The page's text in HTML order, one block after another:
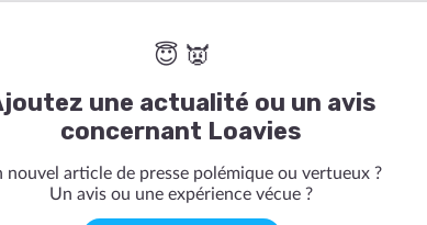
😇 👿
une actualité ou un avis
concernant Loavies
nouvel article de presse polémique ou vertueux ?
Un avis ou une expérience vécue ?